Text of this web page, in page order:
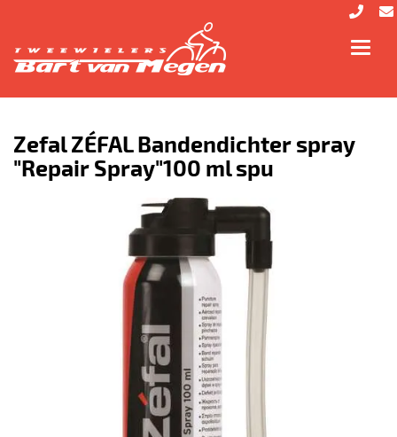
Zefal ZÉFAL Bandendichter spray
"Repair Spray"100 ml spu